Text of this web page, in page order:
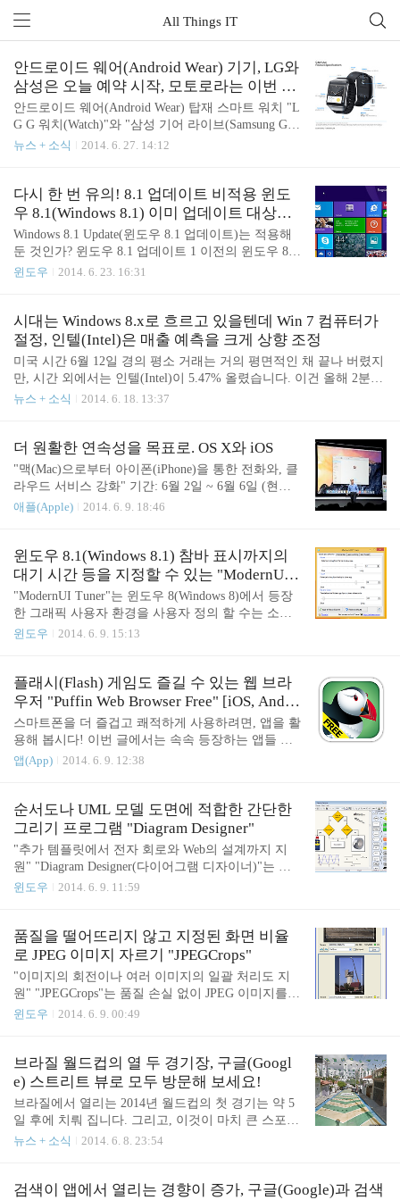
All Things IT
안드로이드 웨어(Android Wear) 기기, LG와
삼성은 오늘 예약 시작, 모토로라는 이번 여
름에
안드로이드 웨어(Android Wear) 탑재 스마트 워치 "L
G G 워치(Watch)"와 "삼성 기어 라이브(Samsung Gear
Live)"의 예약이 오늘부터 시작된다. 구글 I/O (Googl
시연이 이어졌다. 미 현지 시간으로 6월 25일, 구글은
연례 개발자 회의인 "구글 I/O 2014 (Google I/O 201
4"에서 3월에 발표한 웨어러블 기기 플랫폼 "안드로
이드 웨어(Android Wear)"의 세부 내용을 선보였다.
국내 LG 전자의 "LG G Watch"와 삼성 전자의 "기어
라이브(Gear Live)"가 이날 구글 플레이(Google Play)
뉴스 + 소식 2014. 6. 27. 14:12
다시 한 번 유의! 8.1 업데이트 비적용 윈도
우 8.1(Windows 8.1) 이미 업데이트 대상에
서 제외
Windows 8.1 Update(윈도우 8.1 업데이트)는 적용해
둔 것인가? 윈도우 8.1 업데이트 1 이전의 윈도우 8.1
(Windows 8.1) 사용자는 이미 향후의 최신 업데이트
로소프트(Microsoft)는 매달 두 번째 화요일에 윈도우
(Windows) 소프트웨어를 위한 정기 업데이트를 배포
하고 있다. 대상 OS가 지원 기간 내인 경우, 사용자는
윈도우 업데이트(Windows Update) 등을 통해 이 업데
이트를 받는 게 가능하다. 그러나 조건이 있다. 예를
들어 최신의 윈도우 8.1(Windows 8.1)이라 해도 이 업
윈도우 2014. 6. 23. 16:31
시대는 Windows 8.x로 흐르고 있을텐데 Win 7 컴퓨터가
절정, 인텔(Intel)은 매출 예측을 크게 상향 조정
미국 시간 6월 12일 경의 평소 거래는 거의 평면적인 채 끝나 버렸지
만, 시간 외에서는 인텔(Intel)이 5.47% 올렸습니다. 이건 올해 2분기
와 전체 연도 매출에 대한 강세의 지침과, 매출 총 이익의 작은 변화
난 140억이라는 선은 지금까지의 최저 지침에서 125억 달러를 훨씬
웃돕니다. Yahoo Finance (야후 금융)에 따르면, 이 분기의 합의 예보
는 130.2억 달러였기 때문에, 인텔은 이것도 손쉽게 넘어 버립니다.
모든 연도의 매출은 제자리 걸음일 것이라는 예상부터 증가로 돌아
섰습니다. 총 이익율 예상도 1% 증가해서 64% 전후가 되었습니다.
뉴스 + 소식 2014. 6. 18. 13:37
더 원활한 연속성을 목표로. OS X와 iOS
"맥(Mac)으로부터 아이폰(iPhone)을 통한 전화와, 클
라우드 서비스 강화" 기간: 6월 2일 ~ 6월 6일 (현지
시간) 장소: Moscone Center West (모스콘 센터 서관)
버릭스(Mavericks)"에서 10.10에 해당되는 "요세미티
(Yosemite )"로 이동합니다. 애플의 세계 개발자 회의,
WWDC 2014의 기조 연설에서 소프트웨어 담당 수석
부사장인 크레이그 페더리기 씨는 요세미티(Yosemit
e)의 변경 사항을 "인터페이스(Interface)", "앱(App
s)", "연속성(Continuity)"이라고 했습니다. 이 글에서
애플(Apple) 2014. 6. 9. 18:46
윈도우 8.1(Windows 8.1) 참바 표시까지의
대기 시간 등을 지정할 수 있는 "ModernUI T
uner"
"ModernUI Tuner"는 윈도우 8(Windows 8)에서 등장
한 그래픽 사용자 환경을 사용자 정의 할 수는 소프
트웨어입니다. 64비트 버전을 포함, 윈도우 8.1 업데
서 다운로드 할 수 있습니다. 사용자 지정할 수 있는
항목은 4개의 탭으로 나뉘어 있으며, [Close apps beha
vior] 탭에서 Windows 스토어 앱을 닫을 때의 작업에
대해 사용자 정의할 수 있습니다. 앱을 닫기 위해서,
화면 위로 부터 아래로 미는 스와이프, 혹은 드래그
하는 거리 등도 개별적으로 설정할 수 있습니다. 또
우스 커서를 이동한 ..
윈도우 2014. 6. 9. 15:13
플래시(Flash) 게임도 즐길 수 있는 웹 브라
우저 "Puffin Web Browser Free" [iOS, Androi
d]
스마트폰을 더 즐겁고 쾌적하게 사용하려면, 앱을 활
용해 봅시다! 이번 글에서는 속속 등장하는 앱들 중
에서 All Things IT가 엄선한, 스마트폰 사용자의 필
Mosa Inc. 가격: 일부를 제외하고는 유료 (Android 1
년 1,924원, iOS 6개월 991원) 지원 OS: iOS 6.0 이상,
Android 2.3 이상 플래시(Flash)를 지원하는 "Puffin W
eb Browser Free" 어도비(Adobe)에서 안드로이드(And
roid) 기기와 iOS 기기용 플래시(Flash)에 대한 지원을
중단하고 있다는 사실은 이미 알고 계시겠지만. iOS
앱(App) 2014. 6. 9. 12:38
순서도나 UML 모델 도면에 적합한 간단한
그리기 프로그램 "Diagram Designer"
"추가 템플릿에서 전자 회로와 Web의 설계까지 지
원" "Diagram Designer(다이어그램 디자이너)"는 순
서도나 UML 모델의 도면에 적합한 간단한 드로잉
아래의 공식 웹사이트에서 다운로드 할 수 있습니다.
이 소프트웨어는 드래그 앤 드롭으로 쉽게 순서도를
그릴 수 있는 벡터 그래픽 도구입니다. 사용하려면
먼저 화면 오른쪽에 있는 템플릿 팔레트에서 도형이
나 커넥터(선)를 드래그 앤 드롭으로 추가해 나갑니
다. 이미지 파일을 드래그 앤 드롭하여 추가 할 수 있
있으며, 문서 오른쪽 아래에 있는 탭으로 전환 할 수
있습니다. 도..
윈도우 2014. 6. 9. 11:59
품질을 떨어뜨리지 않고 지정된 화면 비율
로 JPEG 이미지 자르기 "JPEGCrops"
"이미지의 회전이나 여러 이미지의 일괄 처리도 지
원" "JPEGCrops"는 품질 손실 없이 JPEG 이미지를
자를 수 있는 프로그램입니다. 기부를 환영하는 무료
에 있는 개발사의 웹사이트에서 다운로드 할 수 있습
니다. 이 프로그램은 JPEG 이미지를 열화 현상, 화실
저하 없이도 크기를 조정할 수 있게 해주는 명령 프
롬프트 도구 "jpegtran"을 사용하기 쉽게 그래픽(GUI)
방식으로 바꾼 것입니다. JPG 이미지의 회전과 자르
기와 같은 처리를 이미지 품질을 있는 그대로, 손실
단합니다. JPG 이미지를 메인 창에 드래그 앤 드롭한
후 가..
윈도우 2014. 6. 9. 00:49
브라질 월드컵의 열 두 경기장, 구글(Googl
e) 스트리트 뷰로 모두 방문해 보세요!
브라질에서 열리는 2014년 월드컵의 첫 경기는 약 5
일 후에 치뤄 집니다. 그리고, 이것이 마치 큰 스포츠
행사의 전통에 서서히 되고 있는 것처럼, 구글(Googl
만 아니라, 주변과 브라질 국내의 다른 장소도 찍고
뉴스 + 소식 2014. 6. 8. 23:54
검색이 앱에서 열리는 경향이 증가, 구글(Google)과 검색